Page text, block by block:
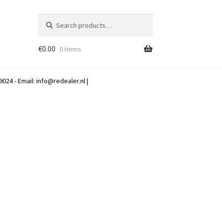
for:
€0.00 0 items
- Email: info@redealer.nl|